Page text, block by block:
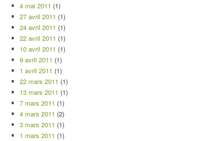
4 mai 2011 (1)
27 avril 2011 (1)
24 avril 2011 (1)
22 avril 2011 (1)
10 avril 2011 (1)
9 avril 2011 (1)
1 avril 2011 (1)
22 mars 2011 (1)
13 mars 2011 (1)
7 mars 2011 (1)
4 mars 2011 (2)
3 mars 2011 (1)
1 mars 2011 (1)